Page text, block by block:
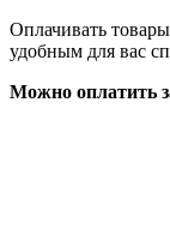
Оплачивать
удобным для вас
Можно оплатить